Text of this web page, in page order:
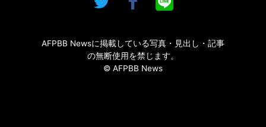
AFPBB Newsに掲載している写真・見出し・記事
の無断使用を禁じます。
© AFPBB News